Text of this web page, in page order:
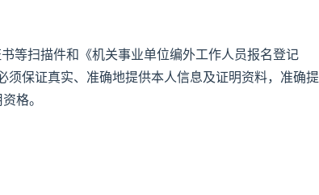
等扫描件和《机关事业单位编外工作人员报名登记
保证真实、准确地提供本人信息及证明资料，准确提
格。